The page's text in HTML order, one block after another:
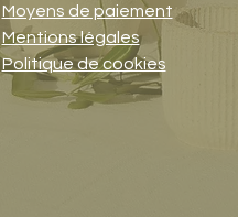
Moyens de paiement
Mentions légales
Politique de cookies